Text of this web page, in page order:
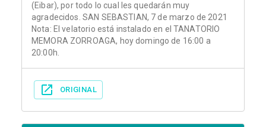
(Eibar), por todo lo cual les quedarán muy
agradecidos. SAN SEBASTIAN, 7 de marzo de 2021
Nota: El velatorio está instalado en el TANATORIO
MEMORA ZORROAGA, hoy domingo de 16:00 a
20:00h.
ORIGINAL